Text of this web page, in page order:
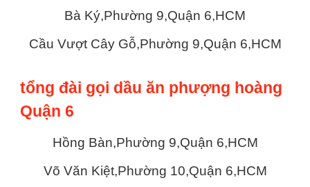
Bà Ký,Phường 9,Quận 6,HCM
Cầu Vượt Cây Gỗ,Phường 9,Quận 6,HCM
tổng đài gọi dầu ăn phượng hoàng
Quận 6
Hồng Bàn,Phường 9,Quận 6,HCM
Võ Văn Kiệt,Phường 10,Quận 6,HCM